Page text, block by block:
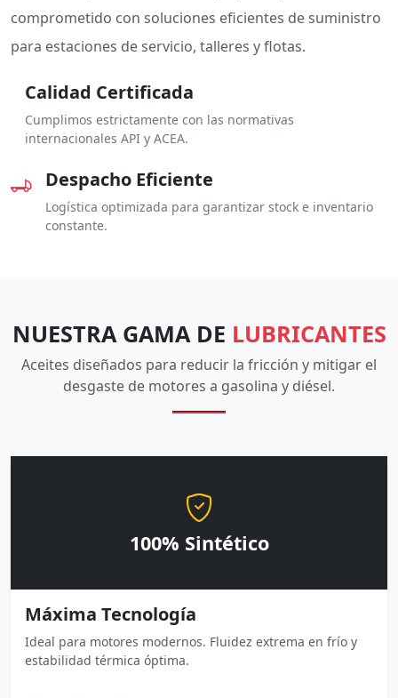
comprometido con soluciones eficientes de suministro
para estaciones de servicio, talleres y flotas.
Calidad Certificada
Cumplimos estrictamente con las normativas
internacionales API y ACEA.
Despacho Eficiente
Logística optimizada para garantizar stock e inventario
constante.
NUESTRA GAMA DE LUBRICANTES
Aceites diseñados para reducir la fricción y mitigar el
desgaste de motores a gasolina y diésel.
100% Sintético
Máxima Tecnología
Ideal para motores modernos. Fluidez extrema en frío y
estabilidad térmica óptima.